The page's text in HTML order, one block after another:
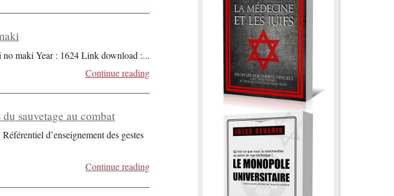
maki Year : 1624 Link download :...
Continue reading
sauvetage au combat
d’enseignement des gestes
Continue reading